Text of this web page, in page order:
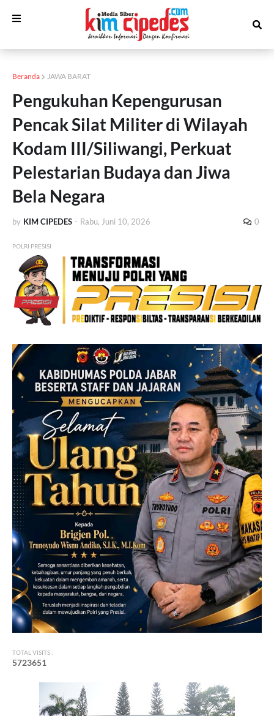
Beranda JAWA BARAT
Pengukuhan Kepengurusan
Pencak Silat Militer di Wilayah
Kodam III/Siliwangi, Perkuat
Pelestarian Budaya dan Jiwa
Bela Negara
by KIM CIPEDES - Rabu, Juni 10, 2026 0
POLRI PRESISI
TOTAL VISITS :
5723651